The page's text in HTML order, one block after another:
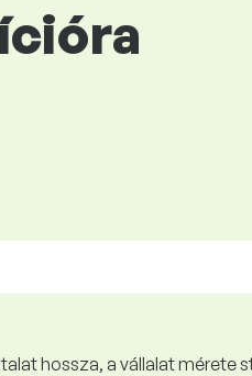
hossza, a vállalat mérete